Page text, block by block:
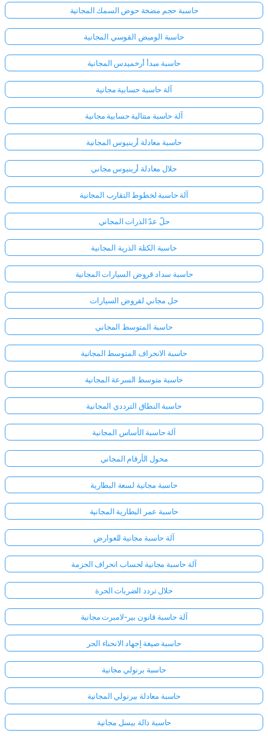
حاسبة حجم مضخة حوض السمك المجانية
حاسبة الوميض القوسي المجانية
حاسبة مبدأ أرخميدس المجانية
آلة حاسبة حسابية مجانية
آلة حاسبة متتالية حسابية مجانية
حاسبة معادلة أرينيوس المجانية
حلال معادلة أرينيوس مجاني
آلة حاسبة لخطوط التقارب المجانية
حلّ عدّ الذرات المجاني
حاسبة الكتلة الذرية المجانية
حاسبة سداد قروض السيارات المجانية
حل مجاني لقروض السيارات
حاسبة المتوسط المجاني
حاسبة الانحراف المتوسط المجانية
حاسبة متوسط السرعة المجانية
حاسبة النطاق الترددي المجانية
آلة حاسبة الأساس المجانية
محول الأرقام المجاني
حاسبة مجانية لسعة البطارية
حاسبة عمر البطارية المجانية
آلة حاسبة مجانية للعوارض
آلة حاسبة مجانية لحساب انحراف الحزمة
حلال تردد الضربات الحرة
آلة حاسبة قانون بير-لامبرت مجانية
حاسبة صيغة إجهاد الانحناء الحر
حاسبة برنولي مجانية
حاسبة معادلة بيرنولي المجانية
حاسبة دالة بيسل مجانية